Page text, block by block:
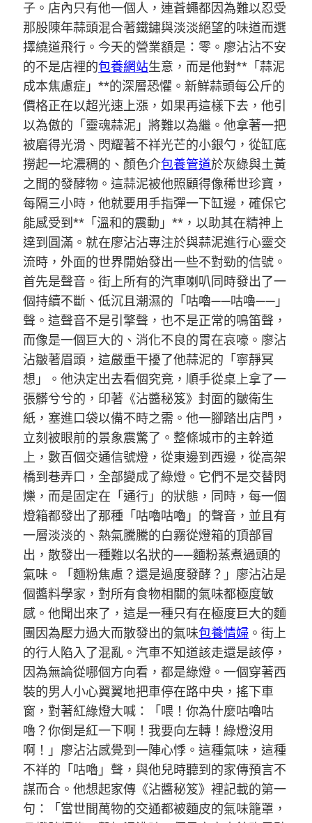
子。店內只有他一個人，連蒼蠅都因為難以忍受
那股陳年蒜頭混合著鐵鏽與淡淡絕望的味道而選
擇繞道飛行。今天的營業額是：零。廖沾沾不安
的不是店裡的包養網站生意，而是他對**「蒜泥
成本焦慮症」**的深層恐懼。新鮮蒜頭每公斤的
價格正在以超光速上漲，如果再這樣下去，他引
以為傲的「靈魂蒜泥」將難以為繼。他拿著一把
被磨得光滑、閃耀著不祥光芒的小銀勺，從缸底
撈起一坨濃稠的、顏色介包養管道於灰綠與土黃
之間的發酵物。這蒜泥被他照顧得像稀世珍寶，
每隔三小時，他就要用手指彈一下缸邊，確保它
能感受到**「溫和的震動」**，以助其在精神上
達到圓滿。就在廖沾沾專注於與蒜泥進行心靈交
流時，外面的世界開始發出一些不對勁的信號。
首先是聲音。街上所有的汽車喇叭同時發出了一
個持續不斷、低沉且潮濕的「咕嚕——咕嚕——」
聲。這聲音不是引擎聲，也不是正常的鳴笛聲，
而像是一個巨大的、消化不良的胃在哀嚎。廖沾
沾皺著眉頭，這嚴重干擾了他蒜泥的「寧靜冥
想」。他決定出去看個究竟，順手從桌上拿了一
張髒兮兮的，印著《沾醬秘笈》封面的皺衛生
紙，塞進口袋以備不時之需。他一腳踏出店門，
立刻被眼前的景象震驚了。整條城市的主幹道
上，數百個交通信號燈，從東邊到西邊，從高架
橋到巷弄口，全部變成了綠燈。它們不是交替閃
爍，而是固定在「通行」的狀態，同時，每一個
燈箱都發出了那種「咕嚕咕嚕」的聲音，並且有
一層淡淡的、熱氣騰騰的白霧從燈箱的頂部冒
出，散發出一種難以名狀的——麵粉蒸煮過頭的
氣味。「麵粉焦慮？還是過度發酵？」廖沾沾是
個醬料學家，對所有食物相關的氣味都極度敏
感。他聞出來了，這是一種只有在極度巨大的麵
團因為壓力過大而散發出的氣味包養情婦 。街上
的行人陷入了混亂。汽車不知道該走還是該停，
因為無論從哪個方向看，都是綠燈。一個穿著西
裝的男人小心翼翼地把車停在路中央，搖下車
窗，對著紅綠燈大喊：「喂！你為什麼咕嚕咕
嚕？你倒是紅一下啊！我要向左轉！綠燈沒用
啊！」廖沾沾感覺到一陣心悸。這種氣味，這種
不祥的「咕嚕」聲，與他兒時聽到的家傳預言不
謀而合。他想起家傳《沾醬秘笈》裡記載的第一
句：「當世間萬物的交通都被麵皮的氣味籠罩，